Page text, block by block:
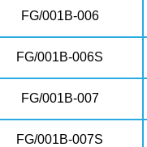
FG/001B-006
FG/001B-006S
FG/001B-007
FG/001B-007S